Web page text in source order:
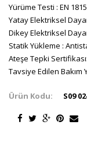
Yürüme Testi : EN
Yatay Elektriksel
Dikey Elektriksel
Statik Yükleme :
Ateşe Tepki
Tavsiye Edilen Bakım
Ürün Kodu: S09